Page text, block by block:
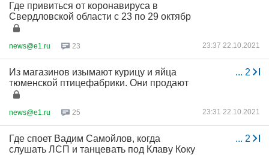
Где привиться от коронавируса в
Свердловской области с 23 по 29 октябр
news@e1.ru 23 23:37 22.10.2021
... 2
Из магазинов изымают курицу и яйца
тюменской птицефабрики. Они продают
news@e1.ru 25 23:31 22.10.2021
... 2
Где споет Вадим Самойлов, когда
слушать ЛСП и танцевать под Клаву Коку